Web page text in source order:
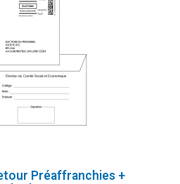
Préaffranchies +